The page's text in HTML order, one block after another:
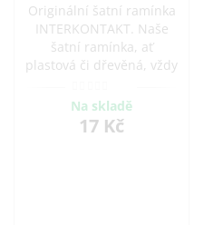
Originální šatní ramínka
INTERKONTAKT. Naše
šatní ramínka, ať
plastová či dřevěná, vždy
oblečení s tou největší
opatrností. Hýčkejte své
oděvy s designovými
Na skladě
17 Kč